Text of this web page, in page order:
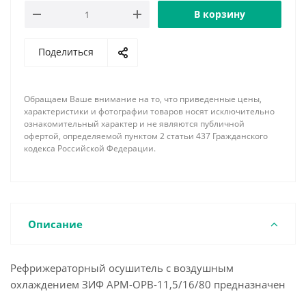
В корзину
Поделиться
Обращаем Ваше внимание на то, что приведенные цены,
характеристики и фотографии товаров носят исключительно
ознакомительный характер и не являются публичной
офертой, определяемой пунктом 2 статьи 437 Гражданского
кодекса Российской Федерации.
Описание
Рефрижераторный осушитель с воздушным
охлаждением ЗИФ АРМ-ОРВ-11,5/16/80 предназначен